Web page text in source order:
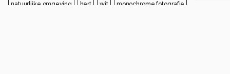
natuurlijke omgeving hert wit monochrome fotografie